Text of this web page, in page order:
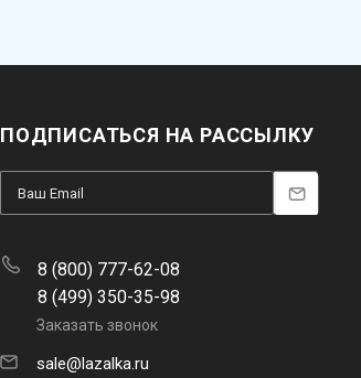
ПОДПИСАТЬСЯ НА РАССЫЛКУ
8 (800) 777-62-08
8 (499) 350-35-98
Заказать звонок
sale@lazalka.ru